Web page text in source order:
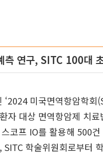
측 연구, SITC 100대
미국면역항암학회
자 대상 면역항암제 치
코프 IO를 활용해 500
학술위원회로부터